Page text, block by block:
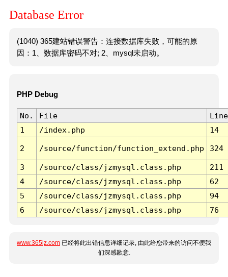
Database Error
(1040) 365建站错误警告：连接数据库失败，可能的原
因：1、数据库密码不对; 2、mysql未启动。
PHP Debug
No. File
Line
1
/index.php 14
2 /source/function/function_extend.php 324
3 /source/class/jzmysql.class.php
211
4
/source/class/jzmysql.class.php
62
5
/source/class/jzmysql.class.php
94
6
/source/class/jzmysql.class.php 76
www.365jz.com 已经将此出错信息详细记录, 由此给您带来的访问不便我
们深感歉意.